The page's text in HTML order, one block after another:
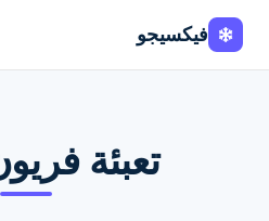
فيكسيجو
تعبئة